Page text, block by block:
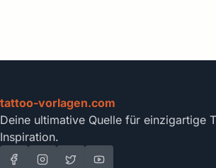
tattoo-vorlagen.com
Deine ultimative Quelle für einzigartige
Inspiration.